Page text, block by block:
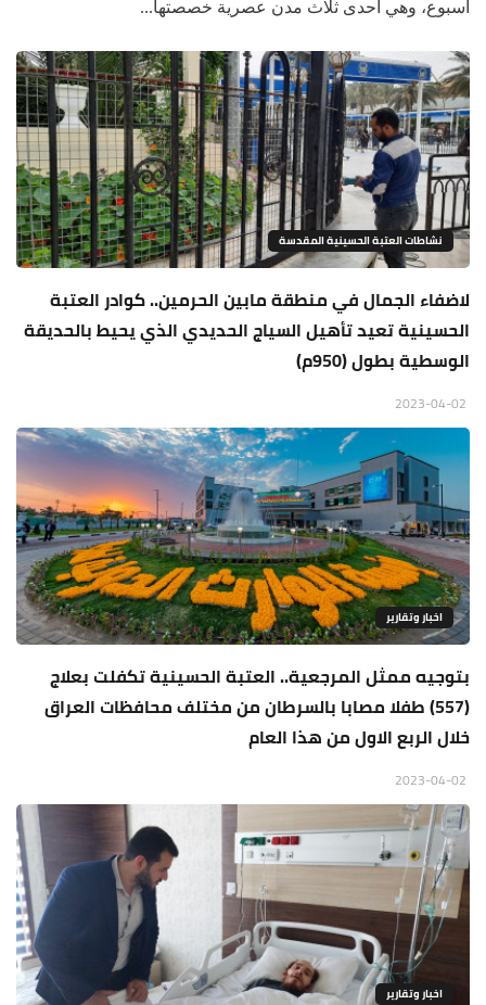
أسبوع، وهي احدى ثلاث مدن عصرية خصصتها...
نشاطات العتبة الحسينية المقدسة
لاضفاء الجمال في منطقة مابين الحرمين.. كوادر العتبة
الحسينية تعيد تأهيل السياج الحديدي الذي يحيط بالحديقة
الوسطية بطول (950م)
اخبار وتقارير
بتوجيه ممثل المرجعية.. العتبة الحسينية تكفلت بعلاج
(557) طفلا مصابا بالسرطان من مختلف محافظات العراق
خلال الربع الاول من هذا العام
اخبار وتقارير